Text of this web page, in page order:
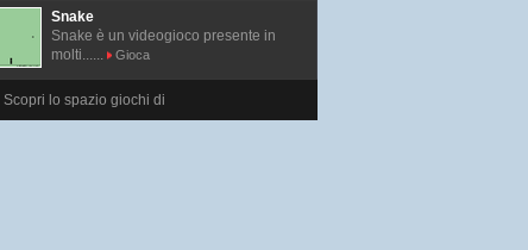
Snake
Snake è un videogioco presente in
molti......
Gioca
Scopri lo spazio giochi di